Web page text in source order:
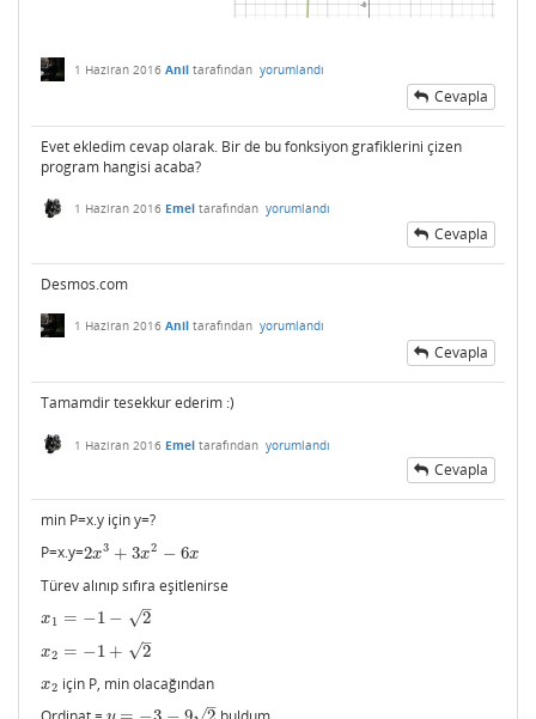
1 Haziran 2016 Anil tarafından yorumlandı
Cevapla
Evet ekledim cevap olarak. Bir de bu fonksiyon grafiklerini çizen
program hangisi acaba?
1 Haziran 2016 Emel tarafından yorumlandı
Cevapla
Desmos.com
1 Haziran 2016 Anil tarafından yorumlandı
Cevapla
Tamamdir tesekkur ederim :)
1 Haziran 2016 Emel tarafından yorumlandı
Cevapla
min P=x.y için y=?
P=x.y=2x3 + 3x2 − 6x
2x3+3x 2−6
Türev alınıp sıfıra eşitlenirse
x1 = −1 − 2
–
√
x1 −1 −2
x2 = −1 + 2
–
√
x2= −1 +2
x2
x2 için P, min olacağından
–